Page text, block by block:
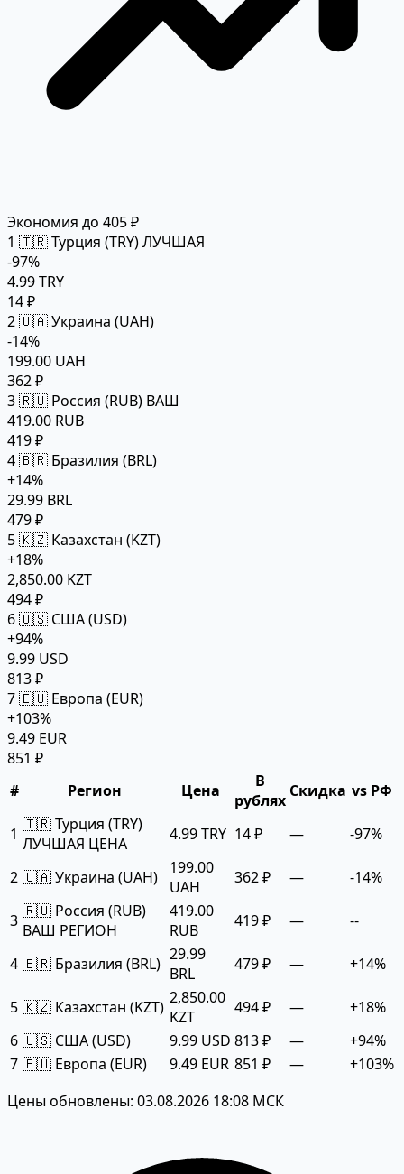
Экономия до 405 ₽
1 🇹🇷 Турция (TRY)ЛУЧШАЯ
-97%
4.99 TRY
14 ₽
2🇺🇦 Украина (UAH)
-14%
199.00 UAH
362 ₽
3🇷🇺 Россия (RUB) ВАШ
419.00 RUB
419 ₽
4🇧🇷 Бразилия (BRL)
+14%
29.99 BRL
479 ₽
5🇰🇿 Казахстан (KZT)
+18%
2,850.00 KZT
494 ₽
6🇺🇸 США (USD)
+94%
9.99 USD
813 ₽
7🇪🇺 Европа (EUR)
+103%
9.49 EUR
851 ₽
#
Регион Цена
В
рублях Скидка vs РФ
1 🇹🇷 Турция (TRY)
ЛУЧШАЯ ЦЕНА
4.99 TRY 14 ₽ — -97%
2 🇺🇦 Украина (UAH)
199.00
UAH
362 ₽ — -14%
3 🇷🇺 Россия (RUB)
ВАШ РЕГИОН
419.00
RUB
419 ₽ — --
4 🇧🇷 Бразилия (BRL) 29.99
BRL
479 ₽ — +14%
5 🇰🇿 Казахстан (KZT) 2,850.00
KZT
494 ₽ —
+18%
6 🇺🇸 США (USD) 9.99 USD 813 ₽ —
+94%
7 🇪🇺 Европа (EUR) 9.49 EUR 851 ₽ —
+103%
Цены обновлены: 03.08.2026 18:08 МСК